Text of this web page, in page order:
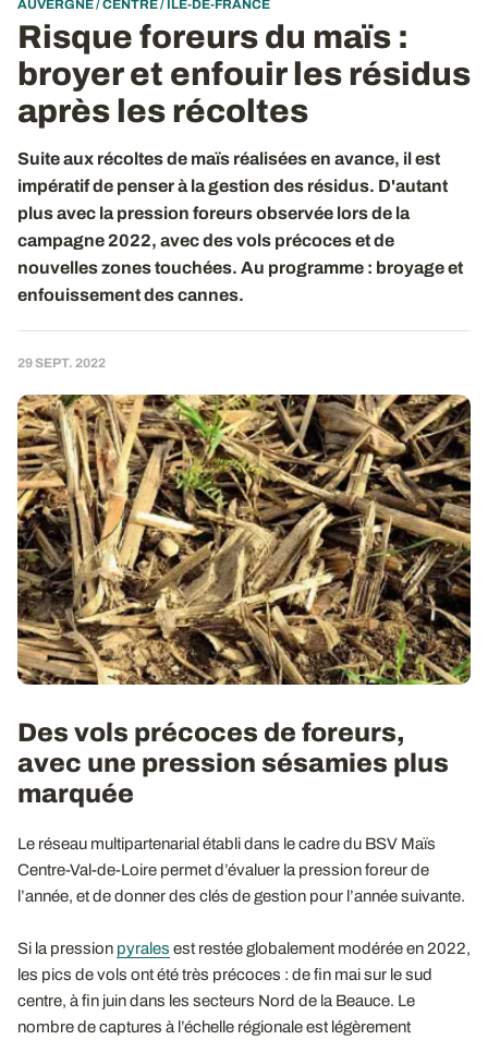
AUVERGNE / CENTRE / ILE-DE-FRANCE
Risque foreurs du maïs :
broyer et enfouir les résidus
après les récoltes
Suite aux récoltes de maïs réalisées en avance, il est
impératif de penser à la gestion des résidus. D'autant
plus avec la pression foreurs observée lors de la
campagne 2022, avec des vols précoces et de
nouvelles zones touchées. Au programme : broyage et
enfouissement des cannes.
29 SEPT. 2022
Des vols précoces de foreurs,
avec une pression sésamies plus
marquée
Le réseau multipartenarial établi dans le cadre du BSV Maïs
Centre-Val-de-Loire permet d’évaluer la pression foreur de
l’année, et de donner des clés de gestion pour l’année suivante.
Si la pression pyrales est restée globalement modérée en 2022,
les pics de vols ont été très précoces : de fin mai sur le sud
centre, à fin juin dans les secteurs Nord de la Beauce. Le
nombre de captures à l’échelle régionale est légèrement